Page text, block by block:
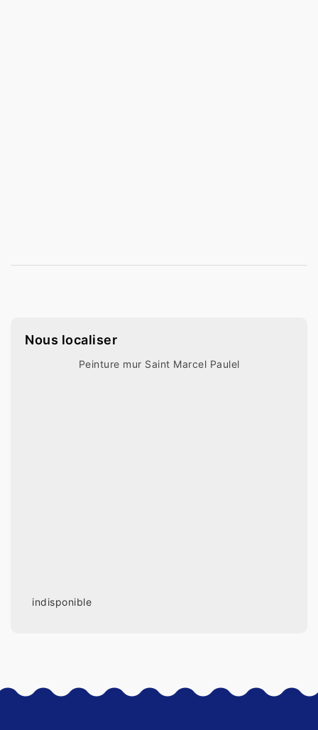
Nous localiser
Peinture mur Saint Marcel Paulel
indisponible